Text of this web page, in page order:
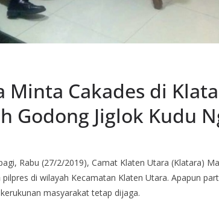
Minta Cakades di
Godong Jiglok Kudu
Rabu (27/2/2019), Camat Klaten Utara (Klatara)
di wilayah Kecamatan Klaten Utara. Apapun
masyarakat tetap dijaga.